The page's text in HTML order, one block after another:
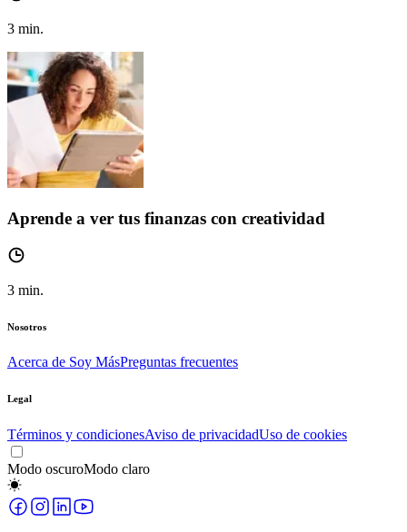
3 min.
Aprende a ver tus finanzas con creatividad
3 min.
Nosotros
Acerca de Soy MásPreguntas frecuentes
Legal
Términos y condicionesAviso de privacidadUso de cookies
Modo oscuroModo claro